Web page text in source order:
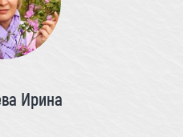
Ирина